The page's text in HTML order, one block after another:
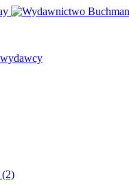
(2)